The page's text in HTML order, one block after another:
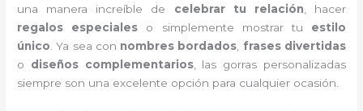
una manera increíble de celebrar tu relación , hacer
regalos especiales o simplemente mostrar tu estilo
único . Ya sea con nombres bordados frases divertidas
o diseños complementarios, las gorras personalizadas
siempre son una excelente opción para cualquier ocasión.